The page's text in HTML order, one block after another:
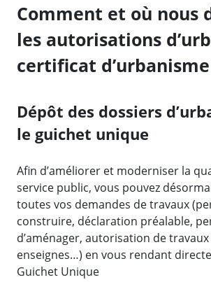
Comment et où nous
les autorisations
certificat d’urbanisme
Dépôt des dossiers
le guichet unique
Afin d’améliorer et moderniser la
service public, vous pouvez
toutes vos demandes de travaux
construire, déclaration préalable,
d’aménager, autorisation de
enseignes…) en vous rendant
Guichet Unique